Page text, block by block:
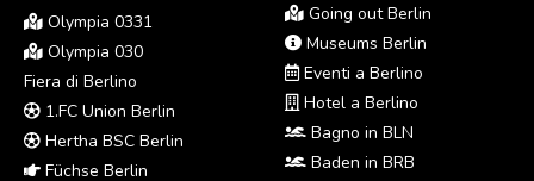
Olympia 0331
Olympia 030
Fiera di Berlino
1.FC Union Berlin
Hertha BSC Berlin
Füchse Berlin
Going out Berlin
Museums Berlin
Eventi a Berlino
Hotel a Berlino
Bagno in BLN
Baden in BRB